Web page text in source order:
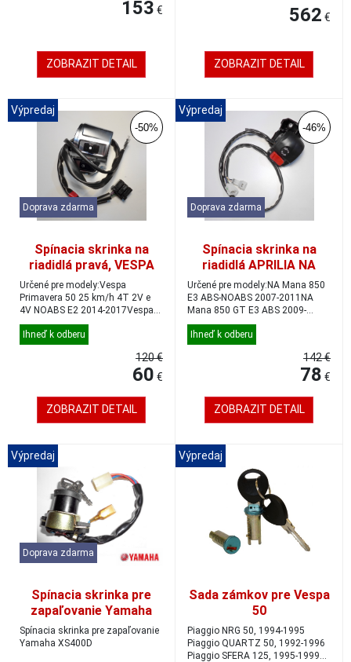
153 €
ZOBRAZIT DETAIL
562 €
ZOBRAZIT DETAIL
Výpredaj
-50%
Doprava zdarma
Spínacia skrinka na
riadidlá pravá, VESPA
Primavera/Sprint
Určené pre modely:Vespa
Primavera 50 25 km/h 4T 2V e
4V NOABS E2 2014-2017Vespa
Primavera 50 2T NOAB...
Ihneď k odberu
120 €
60 €
ZOBRAZIT DETAIL
Výpredaj
-46%
Doprava zdarma
Spínacia skrinka na
riadidlá APRILIA NA
MANA
Určené pre modely:NA Mana 850
E3 ABS-NOABS 2007-2011NA
Mana 850 GT E3 ABS 2009-
2016Originálne objedn...
Ihneď k odberu
142 €
78 €
ZOBRAZIT DETAIL
Výpredaj
Doprava zdarma
Spínacia skrinka pre
zapaľovanie Yamaha
XS400D
Spínacia skrinka pre zapaľovanie
Yamaha XS400D
Výpredaj
Sada zámkov pre Vespa
50
Piaggio NRG 50, 1994-1995
Piaggio QUARTZ 50, 1992-1996
Piaggio SFERA 125, 1995-1999